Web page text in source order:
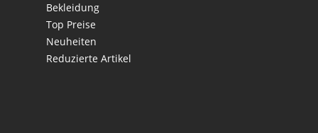
Bekleidung
Top Preise
Neuheiten
Reduzierte Artikel